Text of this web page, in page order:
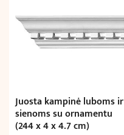
Juosta kampinė luboms ir
sienoms su ornamentu
(244 x 4 x 4.7 cm)